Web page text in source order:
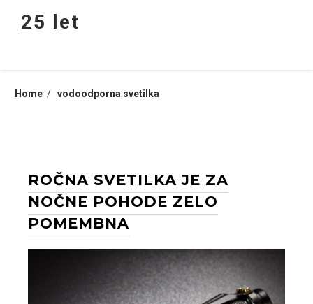
25 let
Home vodoodporna svetilka
ROČNA SVETILKA JE ZA
NOČNE POHODE ZELO
POMEMBNA